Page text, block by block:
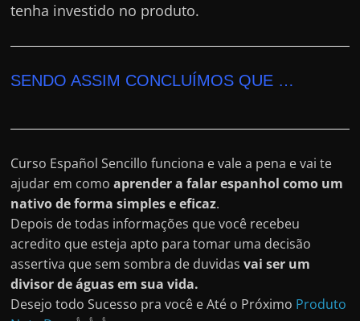
tenha investido no produto.
SENDO ASSIM CONCLUÍMOS QUE …
Curso Español Sencillo funciona e vale a pena e vai te
ajudar em comoaprender a falar espanhol como um
nativo de forma simples e eficaz.
Depois de todas informações que você recebeu
acredito que esteja apto para tomar uma decisão
assertiva que sem sombra de duvidasvai ser um
divisor de águas em sua vida.
Desejo todo Sucesso pra você e Até o Próximo Produto